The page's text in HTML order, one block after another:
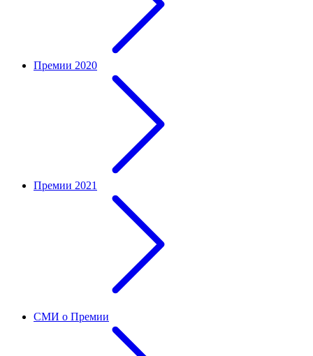
Премии 2020
Премии 2021
СМИ о Премии